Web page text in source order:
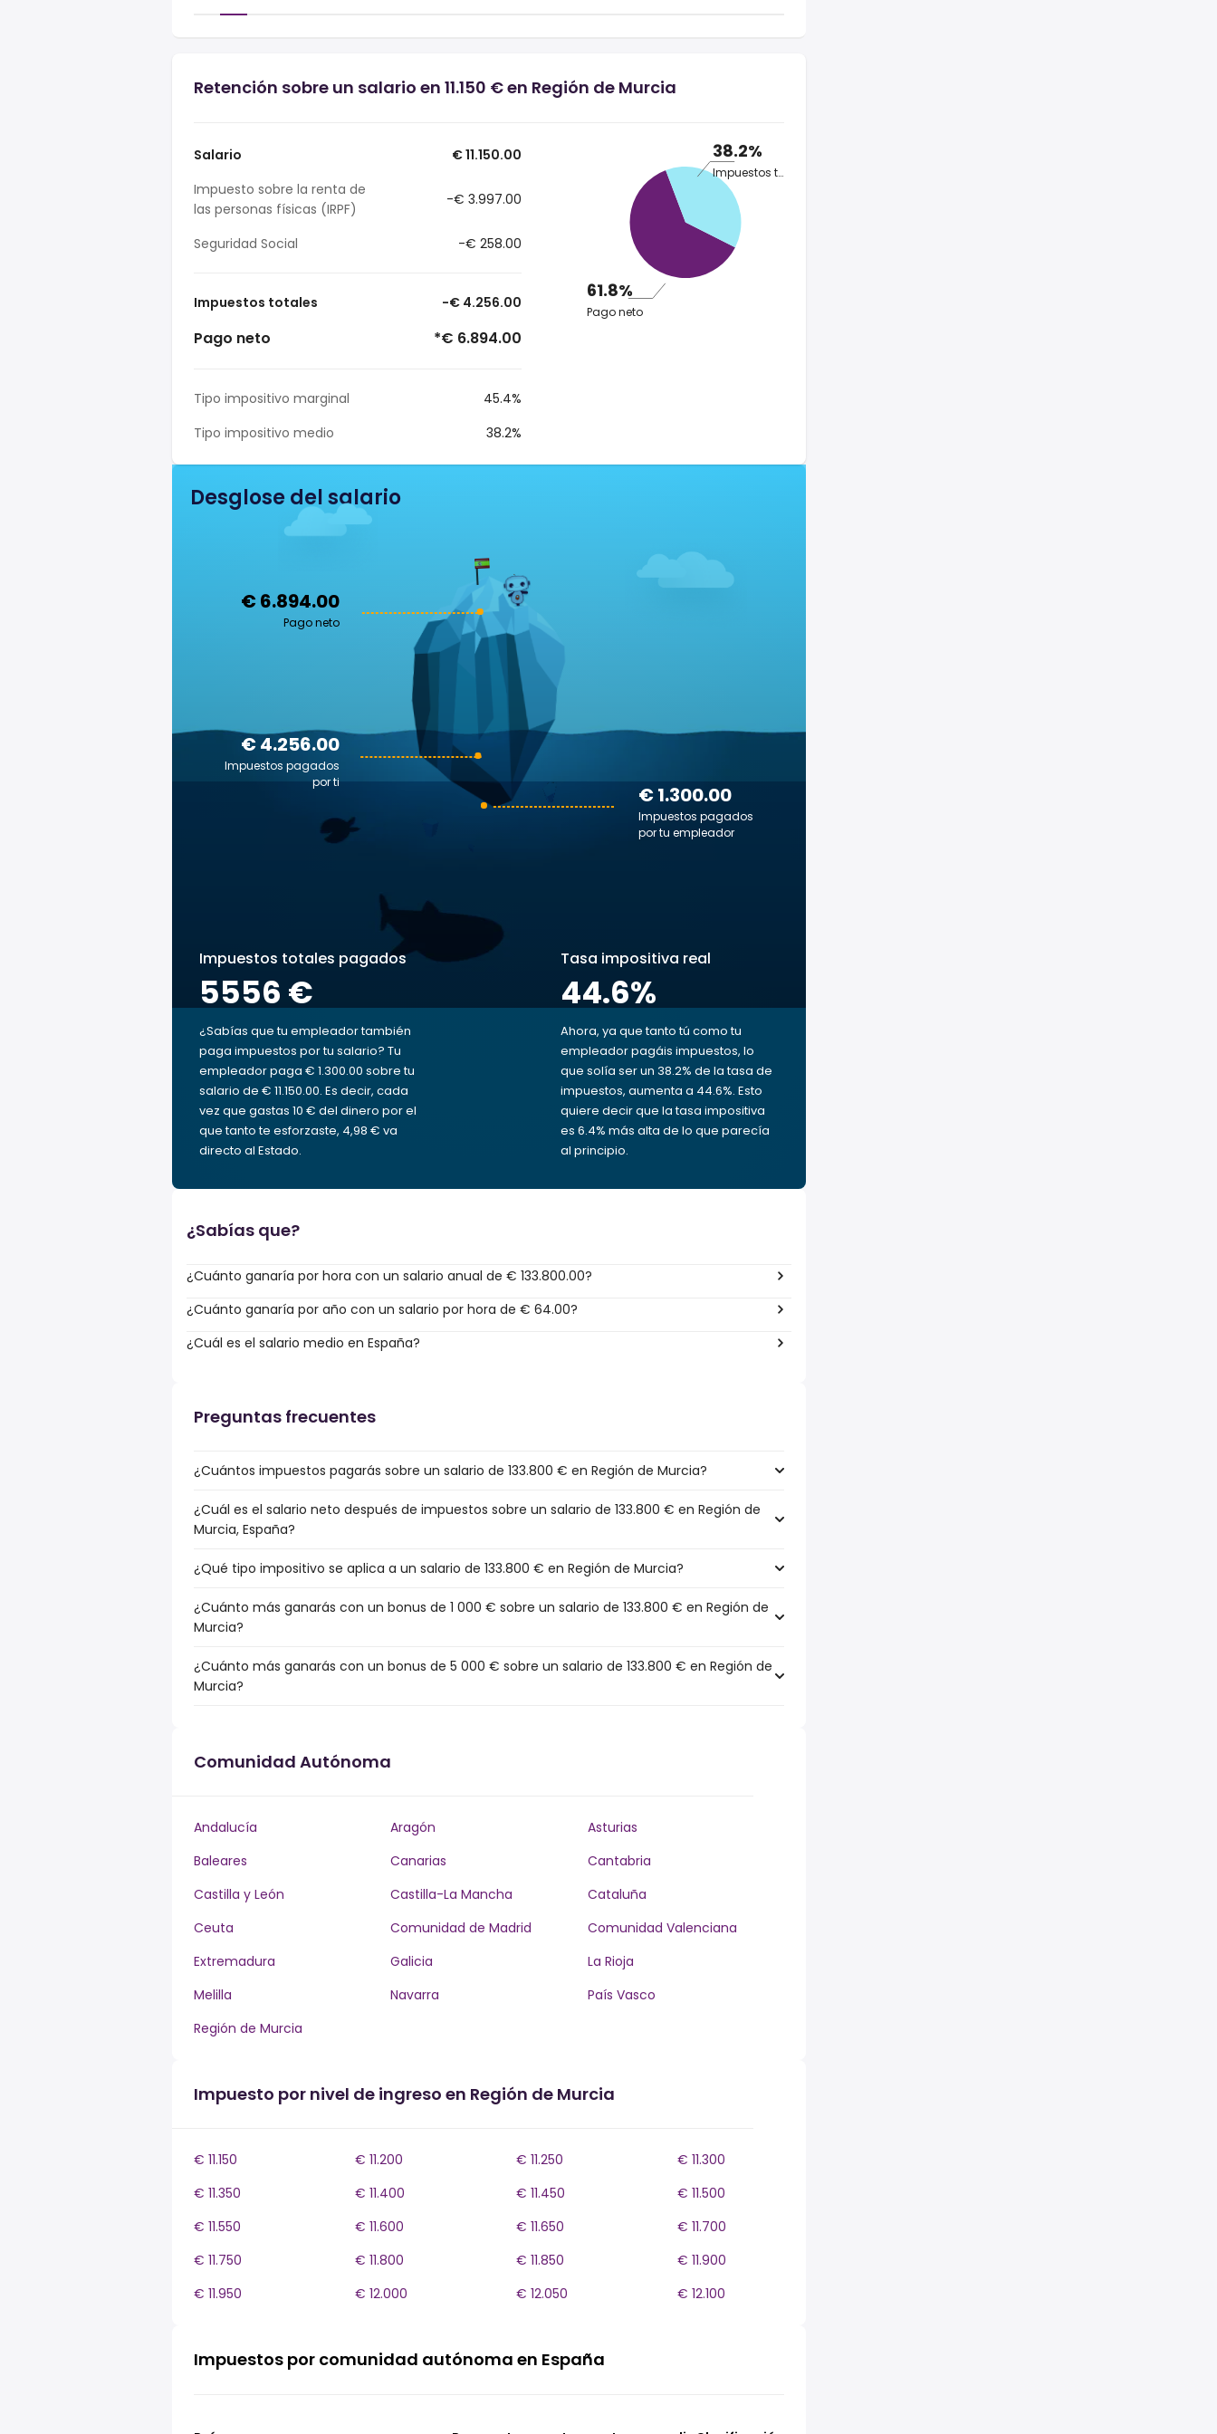
Retención sobre un salario en 11.150 € en Región de Murcia
Salario
€ 11.150.00
Impuesto sobre la renta de
las personas físicas (IRPF)
-€ 3.997.00
Seguridad Social -€ 258.00
Impuestos totales -€ 4.256.00
Pago neto *€ 6.894.00
Tipo impositivo marginal
45.4%
Tipo impositivo medio
38.2%
38.2%
Impuestos totales
61.8%
Pago neto
Desglose del salario
€ 6.894.00
Pago neto
€ 1.300.00
Impuestos pagados
por tu empleador
€ 4.256.00
Impuestos pagados
por ti
Impuestos totales pagados
5556 €
¿Sabías que tu empleador también
paga impuestos por tu salario? Tu
empleador paga € 1.300.00 sobre tu
salario de € 11.150.00. Es decir, cada
vez que gastas 10 € del dinero por el
que tanto te esforzaste, 4,98 € va
directo al Estado.
Tasa impositiva real
44.6%
Ahora, ya que tanto tú como tu
empleador pagáis impuestos, lo
que solía ser un 38.2% de la tasa de
impuestos, aumenta a 44.6%. Esto
quiere decir que la tasa impositiva
es 6.4% más alta de lo que parecía
al principio.
¿Sabías que?
¿Cuánto ganaría por hora con un salario anual de € 133.800.00?
¿Cuánto ganaría por año con un salario por hora de € 64.00?
¿Cuál es el salario medio en España?
Preguntas frecuentes
¿Cuántos impuestos pagarás sobre un salario de 133.800 € en Región de Murcia?
¿Cuál es el salario neto después de impuestos sobre un salario de 133.800 € en Región de
Murcia, España?
¿Qué tipo impositivo se aplica a un salario de 133.800 € en Región de Murcia?
¿Cuánto más ganarás con un bonus de 1 000 € sobre un salario de 133.800 € en Región de
Murcia?
¿Cuánto más ganarás con un bonus de 5 000 € sobre un salario de 133.800 € en Región de
Murcia?
Comunidad Autónoma
Andalucía Aragón
Asturias
Baleares
Canarias
Cantabria
Castilla y León
Castilla-La Mancha
Cataluña
Ceuta
Comunidad de Madrid
Comunidad Valenciana
Extremadura
Galicia
La Rioja
Melilla
Navarra
País Vasco
Región de Murcia
Impuesto por nivel de ingreso en Región de Murcia
€ 11.150 € 11.200 € 11.250
€ 11.300
€ 11.350
€ 11.400 € 11.450
€ 11.500
€ 11.550
€ 11.600 € 11.650
€ 11.700
€ 11.750
€ 11.800 € 11.850
€ 11.900
€ 11.950
€ 12.000 € 12.050 € 12.100
Impuestos por comunidad autónoma en España